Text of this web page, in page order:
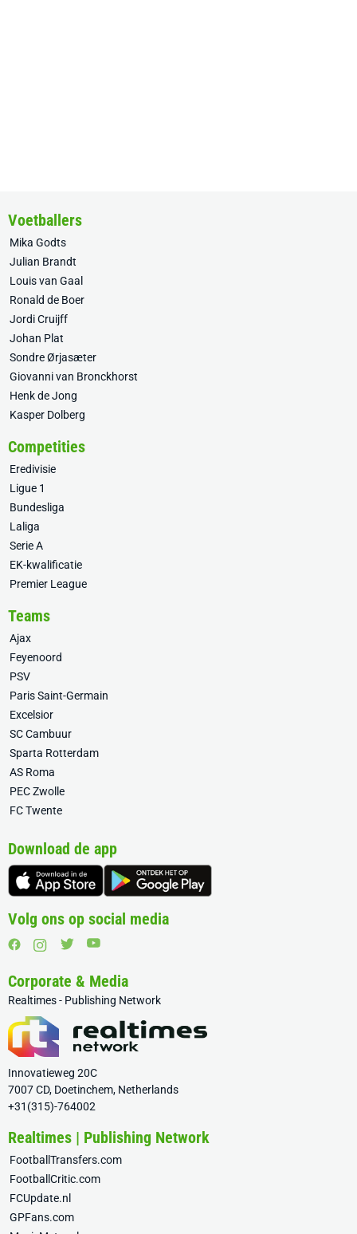
Voetballers
Mika Godts
Julian Brandt
Louis van Gaal
Ronald de Boer
Jordi Cruijff
Johan Plat
Sondre Ørjasæter
Giovanni van Bronckhorst
Henk de Jong
Kasper Dolberg
Competities
Eredivisie
Ligue 1
Bundesliga
Laliga
Serie A
EK-kwalificatie
Premier League
Teams
Ajax
Feyenoord
PSV
Paris Saint-Germain
Excelsior
SC Cambuur
Sparta Rotterdam
AS Roma
PEC Zwolle
FC Twente
Download de app
Volg ons op social media
Corporate & Media
Realtimes - Publishing Network
Innovatieweg 20C
7007 CD, Doetinchem, Netherlands
+31(315)-764002
Realtimes | Publishing Network
FootballTransfers.com
FootballCritic.com
FCUpdate.nl
GPFans.com